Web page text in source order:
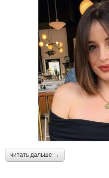
читать дальше →